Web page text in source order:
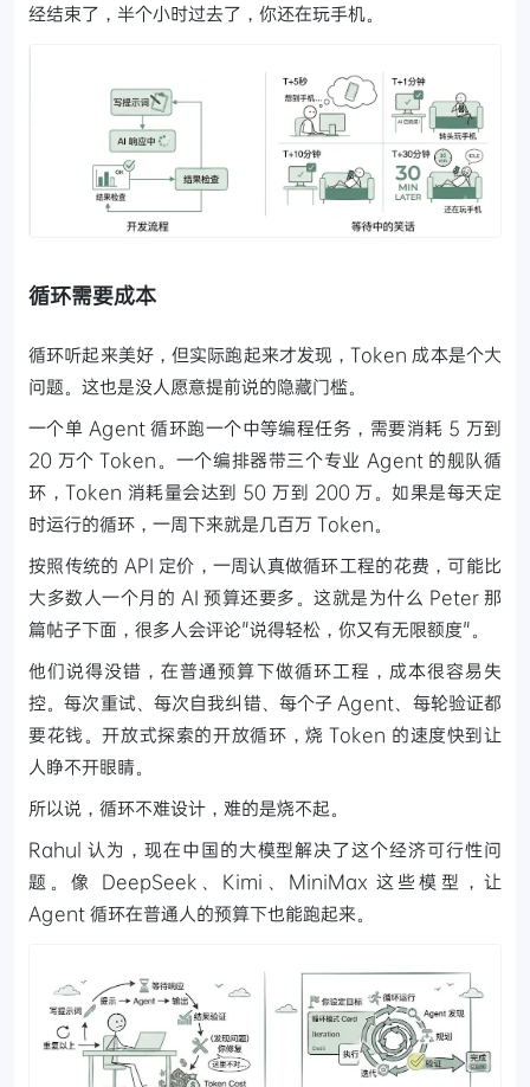
经结束了，半个小时过去了，你还在玩手机。
循环需要成本
循环听起来美好，但实际跑起来才发现，Token 成本是个大
问题。这也是没人愿意提前说的隐藏门槛。
一个单 Agent 循环跑一个中等编程任务，需要消耗 5 万到
20 万个 Token。一个编排器带三个专业 Agent 的舰队循
环，Token 消耗量会达到 50 万到 200 万。如果是每天定
时运行的循环，一周下来就是几百万 Token。
按照传统的 API 定价，一周认真做循环工程的花费，可能比
大多数人一个月的 AI 预算还要多。这就是为什么 Peter 那
篇帖子下面，很多人会评论"说得轻松，你又有无限额度"。
他们说得没错，在普通预算下做循环工程，成本很容易失
控。每次重试、每次自我纠错、每个子 Agent、每轮验证都
要花钱。开放式探索的开放循环，烧 Token 的速度快到让
人睁不开眼睛。
所以说，循环不难设计，难的是烧不起。
Rahul 认为，现在中国的大模型解决了这个经济可行性问
题。像 DeepSeek、Kimi、MiniMax 这些模型，让
Agent 循环在普通人的预算下也能跑起来。